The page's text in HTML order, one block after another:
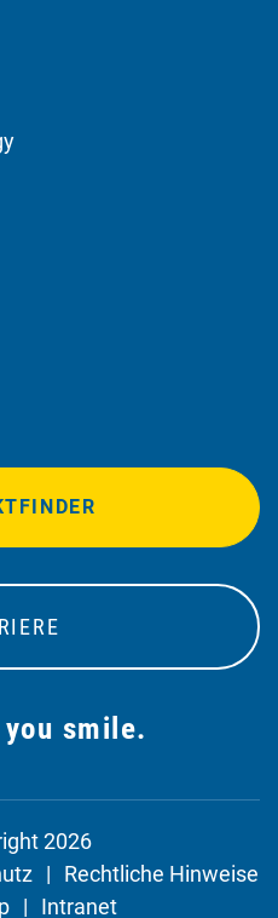
smile.
2026
Rechtliche Hinweise
Intranet